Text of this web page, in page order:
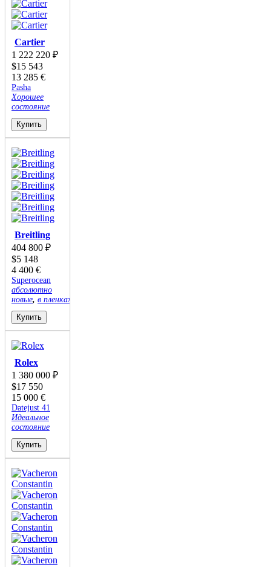
Cartier
1 222 220 ₽
$15 543
13 285 €
Pasha
Хорошее
состояние
Купить
Breitling
404 800 ₽
$5 148
4 400 €
Superocean
абсолютно
новые, в пленках
Купить
Rolex
1 380 000 ₽
$17 550
15 000 €
Datejust 41
Идеальное
состояние
Купить